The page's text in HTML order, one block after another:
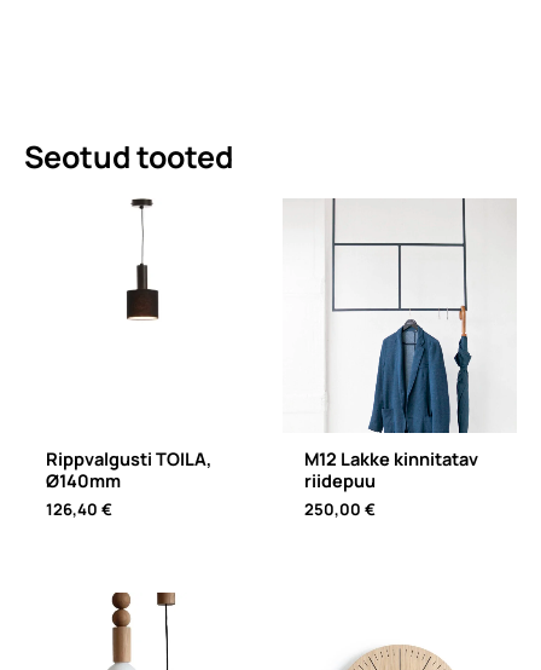
Seotud tooted
Rippvalgusti TOILA,
Ø140mm
126,40 €
M12 Lakke kinnitatav
riidepuu
250,00 €